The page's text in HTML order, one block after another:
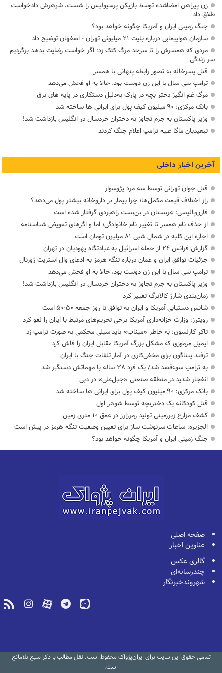
زن پیراهن امضاشده توسط بازیکن پرسپولیس را شست، شوهرش دادخواست
طلاق داد
جنگ زمینی ایران و آمریکا چگونه خواهد بود؟
سازمان هواپیمایی درباره بلیت ۲۱ میلیونی تهران - اصفهان توضیح داد
مردی که همسرش را تا سرحد مرگ کتک زد: اگر خواست رضایت بدهد برگردیم
سر زندگی
قتل پسرخاله به تصور رابطه پنهانی با همسر
ترامپ سی سال با این زن دوست بود، حالا به او فحش می‌دهد
مرگ غم انگیز دختر بچه در پارک به‌دلیل دستکاری در پایه های برق
بانک مرکزی: ۹۰ میلیون کیف پول برای ایرانی ها ساخته شد
وزیر پاکستان به جرم تجاوز به دختران خردسال در انگلیس بازداشت شد!
تبعیدیان ماگا علیه ترامپ اعلام جنگ کردند
آخرین اخبار داخلی
قتل جوان تهرانی توسط سه مرد پژوسوار
راز اختلاف قیمت مکمل‌ها؛ چرا بیمار در داروخانه بیشتر پول می‌دهد؟
فارن‌پالیسی: عربستان در بن‌بست راهبردی گرفتار شده است
از حذف نام همسر تا تغییر نام خانوادگی؛ اما و اگرهای تعویض شناسنامه
اجاره این کلبه در شمال شبی ۸۱ میلیون تومان است
گزارش فرانس ۲۴ از حمله اسرائیل به عبادتگاه یهودیان در تهران
جزئیات توافق ایران و عمان درباره تنگه هرمز به ادعای وال استریت ژورنال
ترامپ سی سال با این زن دوست بود، حالا به او فحش می‌دهد
وزیر پاکستان به جرم تجاوز به دختران خردسال در انگلیس بازداشت شد!
زمان‌بندی شارژ کالابرگ تغییر کرد
شانس دستیابی آمریکا و ایران به توافق تا روز جمعه ۵۰-۵۰ است
رویترز: وزارت خزانه‌داری آمریکا برخی تحریم‌های مرتبط با ایران را لغو کرد
تاکر کارلسون: به خاطر «میناب» باید سیلی محکمی به صورت ترامپ زد
ایمیل مرموزی که مشکل بزرگ آمریکا مقابل ایران را فاش کرد
ترفند پنتاگون برای مخفی‌کاری در آمار تلفات جنگ با ایران
به ترامپ سوءقصد شد/ یک فرد ۳۸ ساله با مهماتش دستگیر شد
انفجار شدید در منطقه صنعتی «جبل‌علی» در دبی
بانک مرکزی: ۹۰ میلیون کیف پول برای ایرانی ها ساخته شد
قتل کودکانه یک دختربچه توسط شوهر اول
کشف مزارع زیرزمینی تولید رمرزارز در عمق ۱۰ متری زمین
الجزیره: ساعات سرنوشت ساز برای تعیین وضعیت تنگه هرمز در پیش است
جنگ زمینی ایران و آمریکا چگونه خواهد بود؟
صفحه اصلی
عناوین اخبار
گالری عکس
چندرسانه‌ای
شهروندخبرنگار
تمامی حقوق این سایت برای ایران‌پژواک محفوظ است. نقل مطالب با ذکر منبع بلامانع
است.